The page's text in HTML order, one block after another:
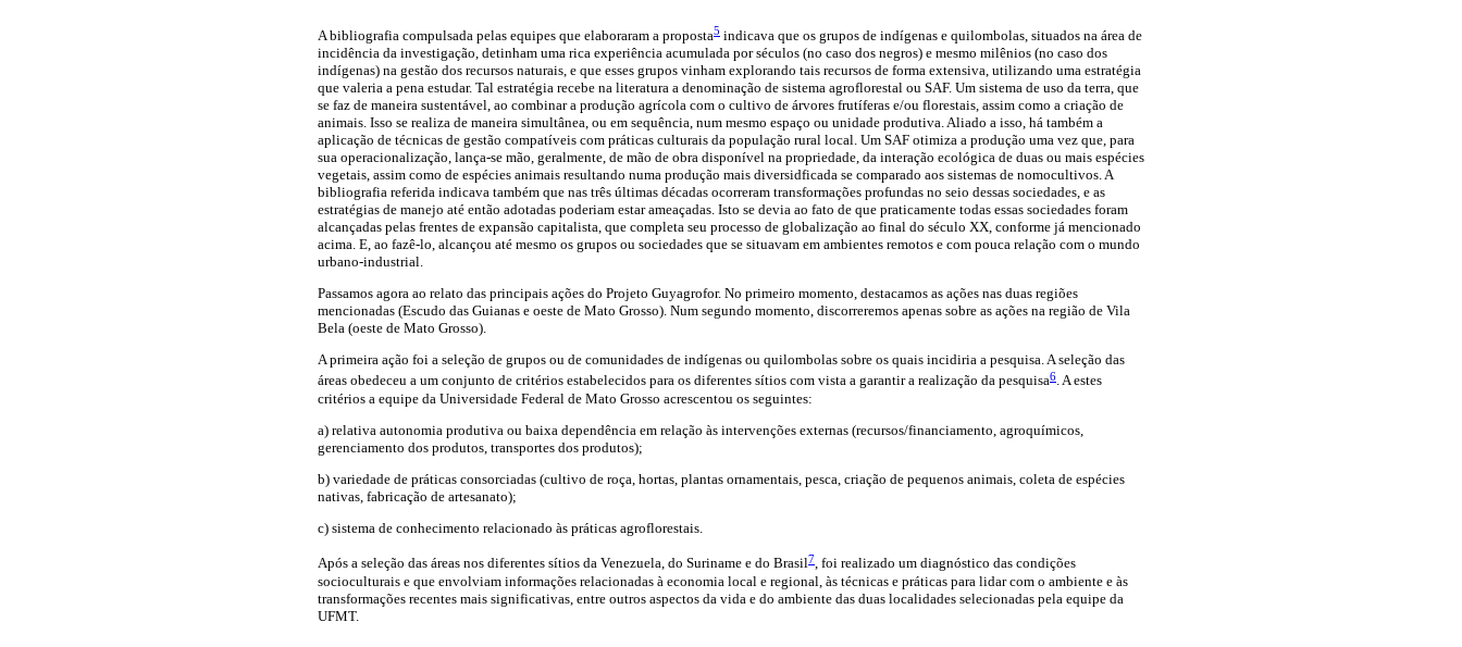
A bibliografia compulsada pelas equipes que elaboraram a proposta5 indicava que os grupos de indígenas e quilombolas, situados na área de
incidência da investigação, detinham uma rica experiência acumulada por séculos (no caso dos negros) e mesmo milênios (no caso dos
indígenas) na gestão dos recursos naturais, e que esses grupos vinham explorando tais recursos de forma extensiva, utilizando uma estratégia
que valeria a pena estudar. Tal estratégia recebe na literatura a denominação de sistema agroflorestal ou SAF. Um sistema de uso da terra, que
se faz de maneira sustentável, ao combinar a produção agrícola com o cultivo de árvores frutíferas e/ou florestais, assim como a criação de
animais. Isso se realiza de maneira simultânea, ou em sequência, num mesmo espaço ou unidade produtiva. Aliado a isso, há também a
aplicação de técnicas de gestão compatíveis com práticas culturais da população rural local. Um SAF otimiza a produção uma vez que, para
sua operacionalização, lança-se mão, geralmente, de mão de obra disponível na propriedade, da interação ecológica de duas ou mais espécies
vegetais, assim como de espécies animais resultando numa produção mais diversidficada se comparado aos sistemas de nomocultivos. A
bibliografia referida indicava também que nas três últimas décadas ocorreram transformações profundas no seio dessas sociedades, e as
estratégias de manejo até então adotadas poderiam estar ameaçadas. Isto se devia ao fato de que praticamente todas essas sociedades foram
alcançadas pelas frentes de expansão capitalista, que completa seu processo de globalização ao final do século XX, conforme já mencionado
acima. E, ao fazê-lo, alcançou até mesmo os grupos ou sociedades que se situavam em ambientes remotos e com pouca relação com o mundo
urbano-industrial.
Passamos agora ao relato das principais ações do Projeto Guyagrofor. No primeiro momento, destacamos as ações nas duas regiões
mencionadas (Escudo das Guianas e oeste de Mato Grosso). Num segundo momento, discorreremos apenas sobre as ações na região de Vila
Bela (oeste de Mato Grosso).
A primeira ação foi a seleção de grupos ou de comunidades de indígenas ou quilombolas sobre os quais incidiria a pesquisa. A seleção das
áreas obedeceu a um conjunto de critérios estabelecidos para os diferentes sítios com vista a garantir a realização da pesquisa6. A estes
critérios a equipe da Universidade Federal de Mato Grosso acrescentou os seguintes:
a) relativa autonomia produtiva ou baixa dependência em relação às intervenções externas (recursos/financiamento, agroquímicos,
gerenciamento dos produtos, transportes dos produtos);
b) variedade de práticas consorciadas (cultivo de roça, hortas, plantas ornamentais, pesca, criação de pequenos animais, coleta de espécies
nativas, fabricação de artesanato);
c) sistema de conhecimento relacionado às práticas agroflorestais.
Após a seleção das áreas nos diferentes sítios da Venezuela, do Suriname e do Brasil7, foi realizado um diagnóstico das condições
socioculturais e que envolviam informações relacionadas à economia local e regional, às técnicas e práticas para lidar com o ambiente e às
transformações recentes mais significativas, entre outros aspectos da vida e do ambiente das duas localidades selecionadas pela equipe da
UFMT.